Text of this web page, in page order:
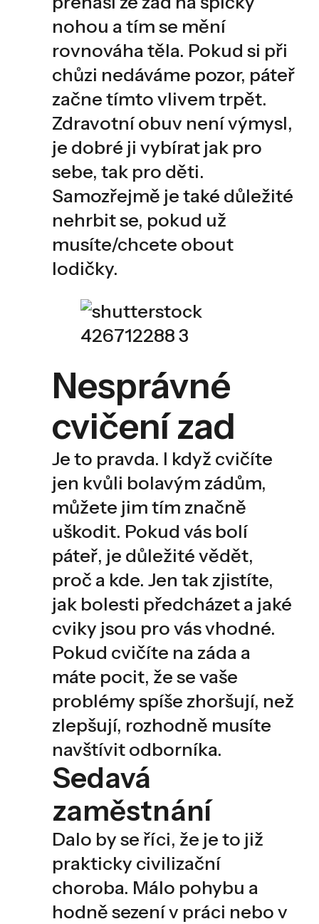
nohou a tím se mění
rovnováha těla. Pokud si při
chůzi nedáváme pozor, páteř
začne tímto vlivem trpět.
Zdravotní obuv není výmysl,
je dobré ji vybírat jak pro
sebe, tak pro děti.
Samozřejmě je také důležité
nehrbit se, pokud už
musíte/chcete obout
lodičky.
Nesprávné
cvičení zad
Je to pravda. I když cvičíte
jen kvůli bolavým zádům,
můžete jim tím značně
uškodit. Pokud vás bolí
páteř, je důležité vědět,
proč a kde. Jen tak zjistíte,
jak bolesti předcházet a jaké
cviky jsou pro vás vhodné.
Pokud cvičíte na záda a
máte pocit, že se vaše
problémy spíše zhoršují, než
zlepšují, rozhodně musíte
navštívit odborníka.
Sedavá
zaměstnání
Dalo by se říci, že je to již
prakticky civilizační
choroba. Málo pohybu a
hodně sezení v práci nebo v